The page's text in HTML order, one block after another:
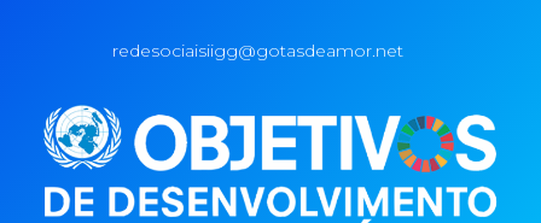
redesociaisiigg@gotasdeamor.net